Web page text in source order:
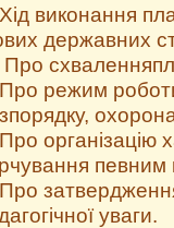
виконання
державних
Про
режим
організацію
певним
уваги.